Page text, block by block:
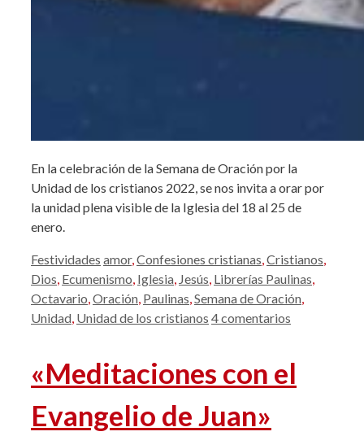
En la celebración de la Semana de Oración por la
Unidad de los cristianos 2022, se nos invita a orar por
la unidad plena visible de la Iglesia del 18 al 25 de
enero.
Categorías
Festividades Etiquetas
amor,Confesiones cristianas,Cristianos,
Dios, Ecumenismo, Iglesia, Jesús, Librerías Paulinas,
Octavario,Oración, Paulinas,Semana de Oración,
Unidad, Unidad de los cristianos 4 comentarios
«Meditaciones con el
Evangelio de Juan»